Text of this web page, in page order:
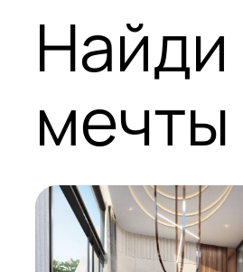
Найди
мечты